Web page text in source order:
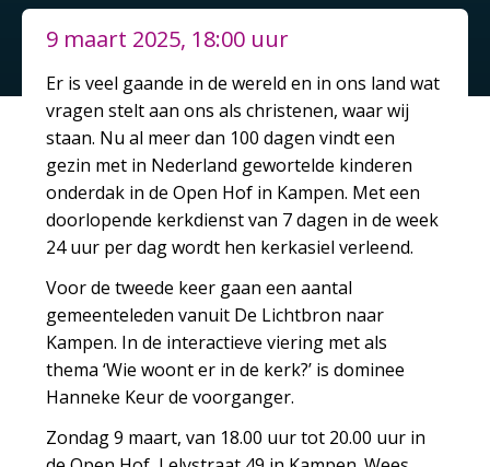
9 maart 2025, 18:00 uur
Er is veel gaande in de wereld en in ons land wat
vragen stelt aan ons als christenen, waar wij
staan. Nu al meer dan 100 dagen vindt een
gezin met in Nederland gewortelde kinderen
onderdak in de Open Hof in Kampen. Met een
doorlopende kerkdienst van 7 dagen in de week
24 uur per dag wordt hen kerkasiel verleend.
Voor de tweede keer gaan een aantal
gemeenteleden vanuit De Lichtbron naar
Kampen. In de interactieve viering met als
thema ‘Wie woont er in de kerk?’ is dominee
Hanneke Keur de voorganger.
Zondag 9 maart, van 18.00 uur tot 20.00 uur in